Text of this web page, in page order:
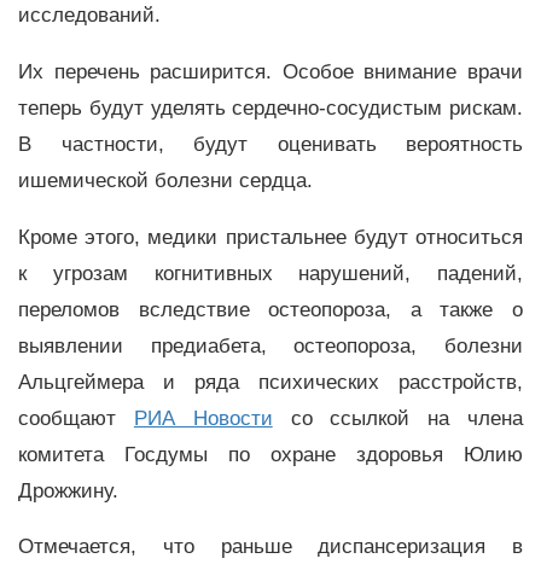
исследований.
Их перечень расширится. Особое внимание врачи
теперь будут уделять сердечно-сосудистым рискам.
В частности, будут оценивать вероятность
ишемической болезни сердца.
Кроме этого, медики пристальнее будут относиться
к угрозам когнитивных нарушений, падений,
переломов вследствие остеопороза, а также о
выявлении предиабета, остеопороза, болезни
Альцгеймера и ряда психических расстройств,
сообщают РИА Новости со ссылкой на члена
комитета Госдумы по охране здоровья Юлию
Дрожжину.
Отмечается, что раньше диспансеризация в